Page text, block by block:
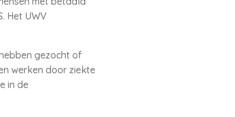
Het UWV
gezocht of
werken door ziekte
in de